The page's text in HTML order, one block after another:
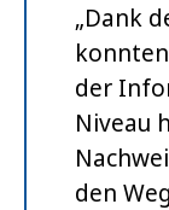
„Dank
der
Niveau
den